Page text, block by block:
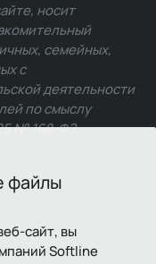
файлы
сайт, вы
Softline
носит
семейных,
с
деятельности
по смыслу
№ 168-ФЗ.